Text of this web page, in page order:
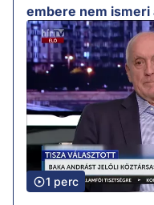
embere nem
1 perc